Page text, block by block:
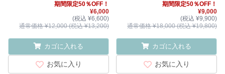
期間限定50％OFF！
¥6,000
(税込 ¥6,600)
通常価格 ¥12,000 (税込 ¥13,200)
カゴに入れる
お気に入り
期間限定50％OFF！
¥9,000
(税込 ¥9,900)
通常価格 ¥18,000 (税込 ¥19,800)
カゴに入れる
お気に入り